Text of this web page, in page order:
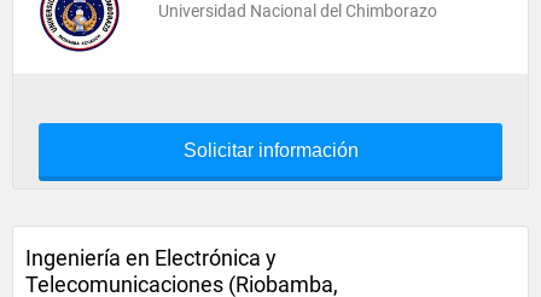
Universidad Nacional del Chimborazo
Solicitar información
Ingeniería en Electrónica y
Telecomunicaciones (Riobamba,